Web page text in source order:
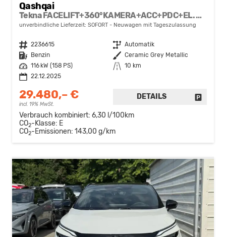
Qashqai
Tekna FACELIFT+360°KAMERA+ACC+PDC+EL. HECKKL.
unverbindliche Lieferzeit: SOFORT Neuwagen mit Tageszulassung
Fahrzeugnr. 2236615 Getriebe Automatik
Kraftstoff
Benzin Außenfarbe Ceramic Grey Metallic
Leistung
116 kW (158 PS) Kilometerstand
10 km
22.12.2025
29.480,– €
incl. 19% MwSt.
DETAILS
Verbrauch kombiniert: 6,30 l/100km
CO2-Klasse: E
CO2-Emissionen: 143,00 g/km